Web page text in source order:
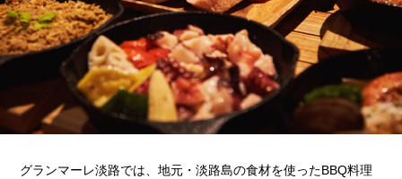
グランマーレ淡路では、地元・淡路島の食材を使ったBBQ料理